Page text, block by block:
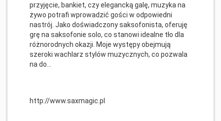
przyjęcie, bankiet, czy elegancką galę, muzyka na
żywo potrafi wprowadzić gości w odpowiedni
nastrój. Jako doświadczony saksofonista, oferuję
grę na saksofonie solo, co stanowi idealne tło dla
różnorodnych okazji. Moje występy obejmują
szeroki wachlarz stylów muzycznych, co pozwala
na do...
http://www.saxmagic.pl